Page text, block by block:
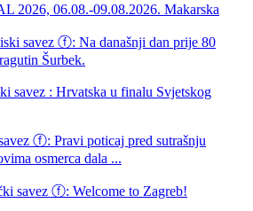
2026, 06.08.-09.08.2026. Makarska
savez ⓕ: Na današnji dan prije 80
Šurbek.
savez : Hrvatska u finalu Svjetskog
ⓕ: Pravi poticaj pred sutrašnju
osmerca dala ...
savez ⓕ: Welcome to Zagreb!